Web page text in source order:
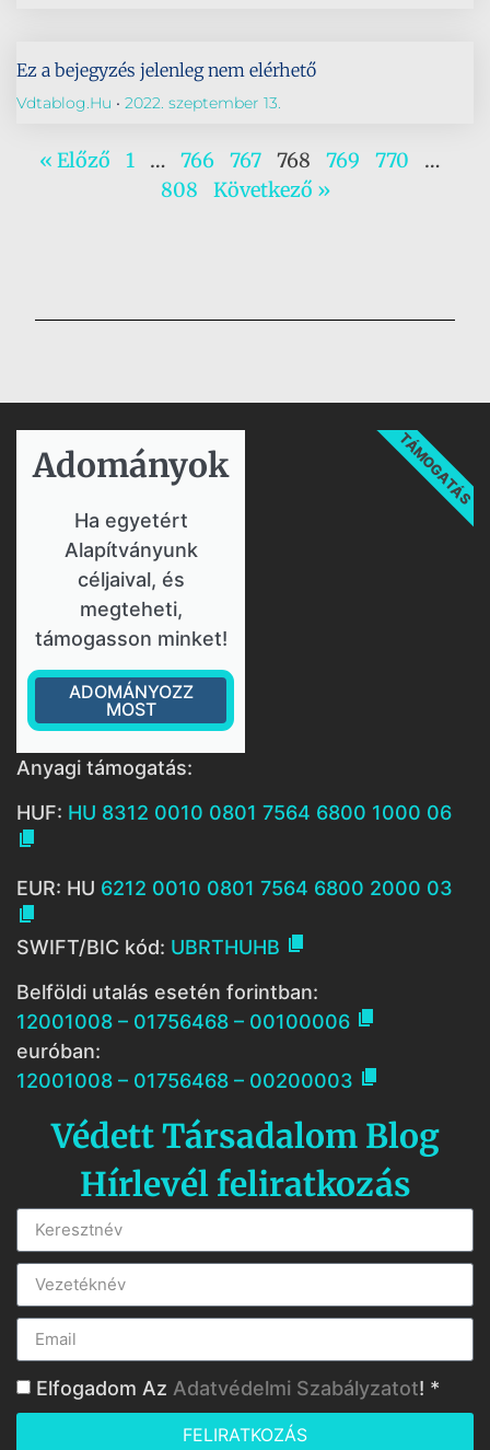
Ez a bejegyzés jelenleg nem elérhető
Vdtablog.hu 2022. szeptember 13.
« Előző 1 … 766 767 768 769 770
…
808
Következő »
Adományok​
Ha egyetért
Alapítványunk
céljaival, és
megteheti,
támogasson minket!
ADOMÁNYOZZ
MOST
TÁMOGATÁS
Anyagi támogatás:
HUF: HU 8312 0010 0801 7564 6800 1000 06

EUR: HU 6212 0010 0801 7564 6800 2000 03

SWIFT/BIC kód: UBRTHUHB 
Belföldi utalás esetén forintban:
12001008 – 01756468 – 00100006 
euróban:
12001008 – 01756468 – 00200003 
Védett Társadalom Blog
Hírlevél feliratkozás
Elfogadom Az Adatvédelmi Szabályzatot! *
FELIRATKOZÁS